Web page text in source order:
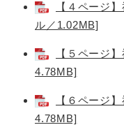
【４ページ
ル／1.02MB]
【５ページ
4.78MB]
【６ページ
4.78MB]